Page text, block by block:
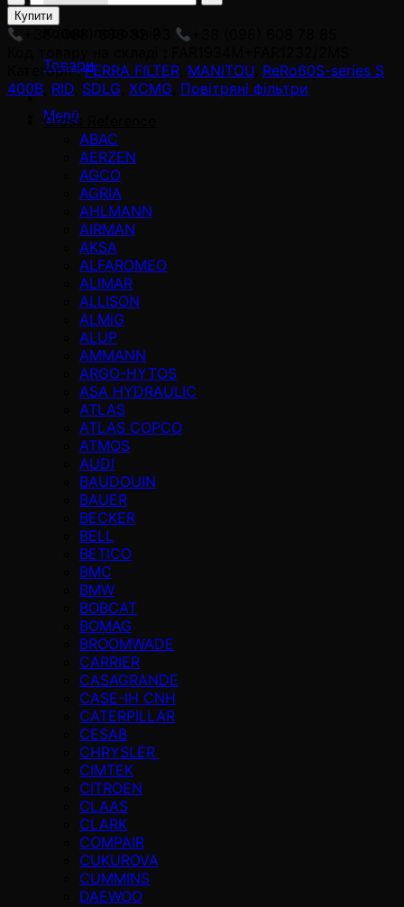
Товари
Menü
adet
Купити
Категорії :FERRA FILTER MANITOU ReRo60S-series S
400В RID SDLG XCMG Повітряні фільтри
Cross Reference
ABAC
AERZEN
AGCO
AGRIA
AHLMANN
AIRMAN
AKSA
ALFAROMEO
ALIMAR
ALLISON
ALMiG
ALUP
AMMANN
ARGO-HYTOS
ASA HYDRAULIC
ATLAS
ATLAS COPCO
ATMOS
AUDI
BAUDOUIN
BAUER
BECKER
BELL
BETICO
BMC
BMW
BOBCAT
BOMAG
BROOMWADE
CARRIER
CASAGRANDE
CASE-IH CNH
CATERPILLAR
CESAB
CHRYSLER
CIMTEK
CITROEN
CLAAS
CLARK
COMPAIR
CUKUROVA
CUMMINS
DAEWOO